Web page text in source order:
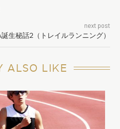
next post
生秘話2（トレイルランニング）
ALSO LIKE